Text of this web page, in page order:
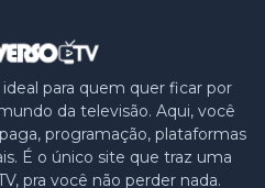
para quem quer ficar por
da televisão. Aqui, você
programação, plataformas
É o único site que traz uma
pra você não perder nada.